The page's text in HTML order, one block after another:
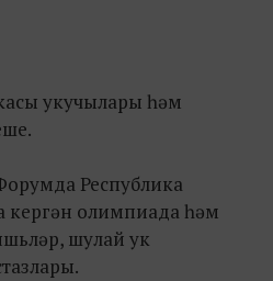
укучылары һәм
Республика
кергән олимпиада һәм
шулай ук